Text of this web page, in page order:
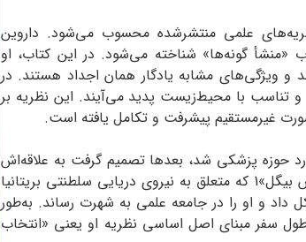
علمی منتشرشده محسوب می‌شود. داروین
«منشأ گونه‌ها» شناخته می‌شود. در این کتاب، او
ویژگی‌های مشابه یادگار همان اجداد هستند. در
تناسب با محیط‌زیست پدید می‌آیند. این نظریه بر
غیرمستقیم پیشرفت و تکامل یافته است.
اگرچه ابتدا وارد حوزه پزشکی شد، بعدها تصمیم گرفت به علاقه‌اش
در علوم طبیعی بپردازد و برای سفری پنج‌ساله به کشتی «اِچ‌اِم‌اِس بیگل»1 که متعلق به نیروی دریایی سلطنتی بریتانیا
داد و او را در جامعه علمی به شهرت رساند. به‌طور
سفر مبنای اصل اساسی نظریه او یعنی «انتخاب